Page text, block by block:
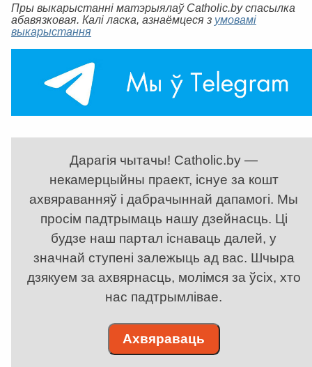
Пры выкарыстанні матэрыялаў Catholic.by спасылка
абавязковая. Калі ласка, азнаёмцеся з умовамі
выкарыстання
Дарагія чытачы! Catholic.by —
некамерцыйны праект, існуе за кошт
ахвяраванняў і дабрачыннай дапамогі. Мы
просім падтрымаць нашу дзейнасць. Ці
будзе наш партал існаваць далей, у
значнай ступені залежыць ад вас. Шчыра
дзякуем за ахвярнасць, молімся за ўсіх, хто
нас падтрымлівае.
Ахвяраваць